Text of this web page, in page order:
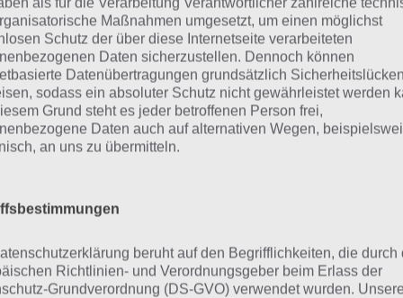
Maßnahmen umgesetzt, um einen möglichst
Schutz der über diese Internetseite verarbeiteten
Daten sicherzustellen. Dennoch können
Datenübertragungen grundsätzlich Sicherheitslücken
sodass ein absoluter Schutz nicht gewährleistet werden
Grund steht es jeder betroffenen Person frei,
Daten auch auf alternativen Wegen,
an uns zu übermitteln.
beruht auf den Begrifflichkeiten, die durch
Richtlinien- und Verordnungsgeber beim Erlass der
Grundverordnung (DS-GVO) verwendet wurden. Unsere